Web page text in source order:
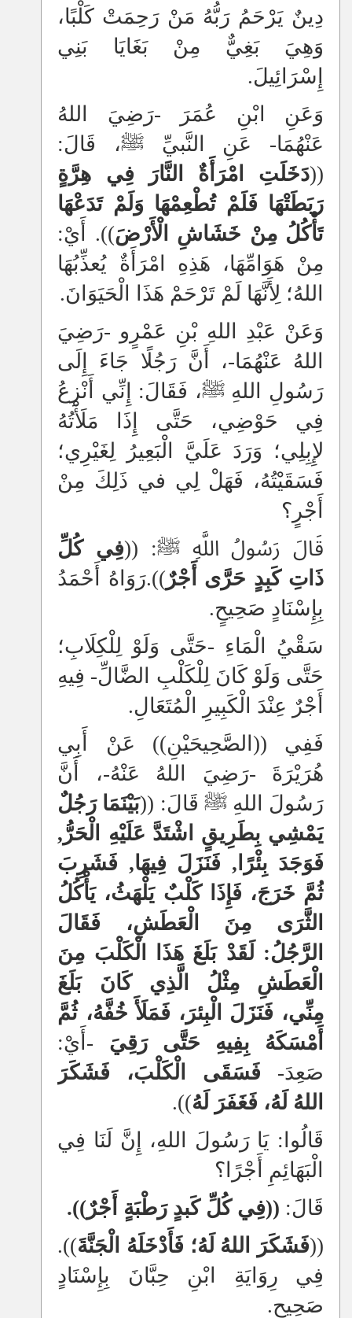
دِينٌ يَرْحَمُ رَبُّهُ مَنْ رَحِمَتْ كَلْبًا،
وَهِيَ بَغِيٌّ مِنْ بَغَايَا بَنِي
إِسْرَائِيلَ.
وَعَنِ ابْنِ عُمَرَ -رَضِيَ اللهُ
عَنْهُمَا- عَنِ النَّبيِّ ﷺ، قَالَ:
((دَخَلَتِ امْرَأَةٌ النَّارَ فِي هِرَّةٍ
رَبَطَتْهَا فَلَمْ تُطْعِمْهَا وَلَمْ تَدَعْهَا
تَأْكُلُ مِنْ خَشَاشِ الْأَرْضَ)). أَيْ:
مِنْ هَوَامِّهَا، هَذِهِ امْرَأَةٌ يُعذِّبُهَا
اللهُ؛ لِأَنَّهَا لَمْ تَرْحَمْ هَذَا الْحَيَوَانَ.
وَعَنْ عَبْدِ اللهِ بْنِ عَمْرٍو -رَضِيَ
اللهُ عَنْهُمَا-، أَنَّ رَجُلًا جَاءَ إِلَى
رَسُولِ اللهِ ﷺ، فَقَالَ: إِنِّي أَنْزِعُ
فِي حَوْضِي، حَتَّى إِذَا مَلَأْتُهُ
لإِبِلِي؛ وَرَدَ عَلَيَّ الْبَعِيرُ لِغَيْرِي؛
فَسَقَيْتُهُ، فَهَلْ لِي في ذَلِكَ مِنْ
أَجْرٍ؟
قَالَ رَسُولُ اللَّهِ ﷺ: ((فِي كُلِّ
ذَاتِ كَبِدٍ حَرَّى أَجْرٌ)).رَوَاهُ أَحْمَدُ
بِإِسْنَادٍ صَحِيحٍ.
سَقْيُ الْمَاءِ -حَتَّى وَلَوْ لِلْكِلَابِ؛
حَتَّى وَلَوْ كَانَ لِلْكَلْبِ الضَّالِّ- فِيهِ
أَجْرٌ عِنْدَ الْكَبِيرِ الْمُتَعَالِ.
فَفِي ((الصَّحِيحَيْنِ)) عَنْ أَبِي
هُرَيْرَةَ -رَضِيَ اللهُ عَنْهُ-، أَنَّ
رَسُولَ اللهِ ﷺ قَالَ: ((بَيْنَمَا رَجُلٌ
يَمْشِي بِطَرِيقٍ اشْتَدَّ عَلَيْهِ الْحَرُّ,
فَوَجَدَ بِئْرًا, فَنَزَلَ فِيهَا, فَشَرِبَ
ثُمَّ خَرَجَ، فَإِذَا كَلْبٌ يَلْهَثُ، يَأْكُلُ
الثَّرَى مِنَ الْعَطَشِ، فَقَالَ
الرَّجُلُ: لَقَدْ بَلَغَ هَذَا الْكَلْبَ مِنَ
الْعَطَشِ مِثْلُ الَّذِي كَانَ بَلَغَ
مِنِّي، فَنَزَلَ الْبِئرَ، فَمَلَأَ خُفَّهُ، ثُمَّ
أَمْسَكَهُ بِفِيهِ حَتَّى رَقِيَ -أَيْ:
صَعِدَ- فَسَقَى الْكَلْبَ، فَشَكَرَ
اللهُ لَهُ، فَغَفَرَ لَهُ)).
قَالُوا: يَا رَسُولَ اللهِ، إِنَّ لَنَا فِي
الْبَهَائِمِ أَجْرًا؟
قَالَ: ((فِي كُلِّ كَبدٍ رَطْبَةٍ أَجْرٌ)).
((فَشَكَرَ اللهُ لَهُ؛ فَأَدْخَلَهُ الْجَنَّةَ)).
فِي رِوَايَةِ ابْنِ حِبَّانَ بِإِسْنَادٍ
صَحِيحٍ.